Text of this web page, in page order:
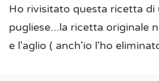
Ho rivisitato questa ricetta di
pugliese...la ricetta originale
e l'aglio ( anch'io l'ho